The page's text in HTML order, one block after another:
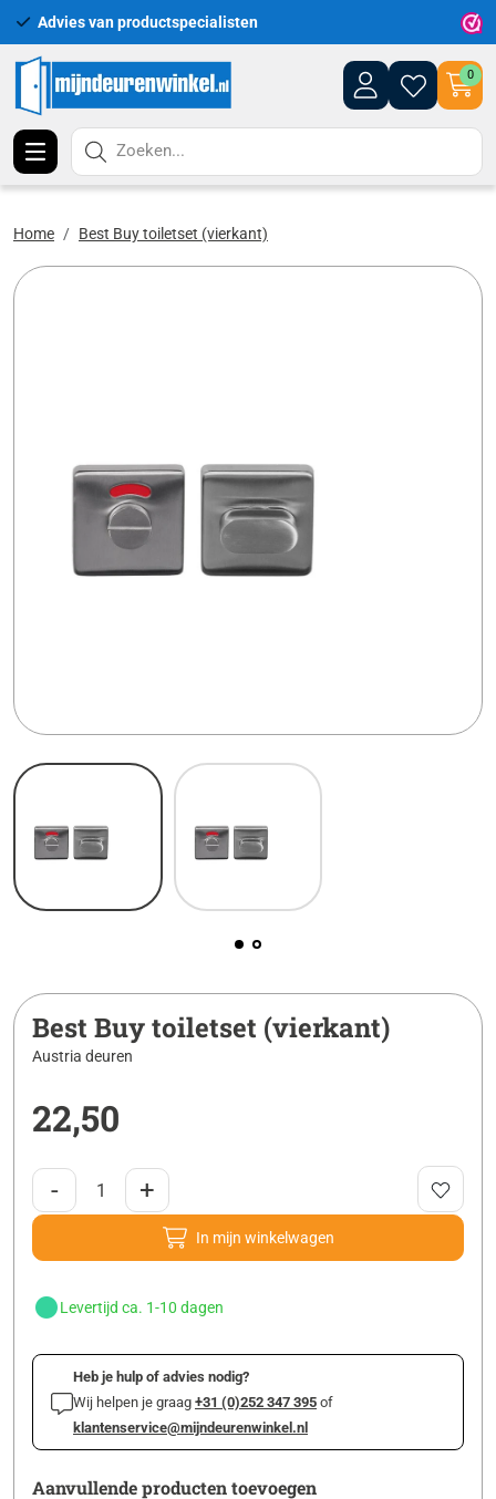
Advies van productspecialisten
0
Zoeken...
Home Best Buy toiletset (vierkant)
Best Buy toiletset (vierkant)
Austria deuren
22,50
- +
In mijn winkelwagen
Levertijd ca. 1-10 dagen
Heb je hulp of advies nodig?
Wij helpen je graag +31 (0)252 347 395 of
klantenservice@mijndeurenwinkel.nl
Aanvullende producten toevoegen